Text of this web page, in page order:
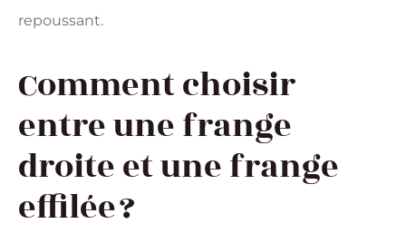
repoussant.
Comment choisir
entre une frange
droite et une frange
effilée ?